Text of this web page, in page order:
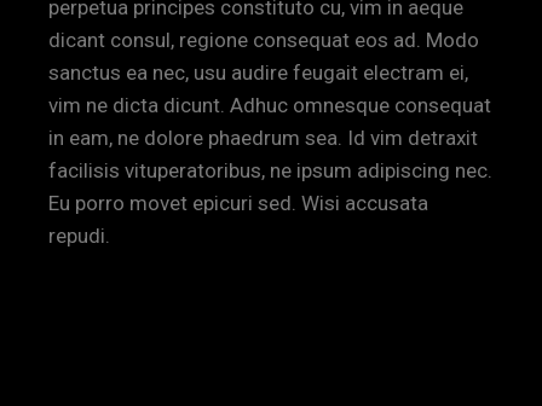
perpetua principes constituto cu, vim in aeque
dicant consul, regione consequat eos ad. Modo
sanctus ea nec, usu audire feugait electram ei,
vim ne dicta dicunt. Adhuc omnesque consequat
in eam, ne dolore phaedrum sea. Id vim detraxit
facilisis vituperatoribus, ne ipsum adipiscing nec.
Eu porro movet epicuri sed. Wisi accusata
repudi.